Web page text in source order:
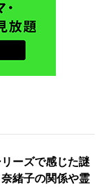
リーズで感じた謎
緒子の関係や霊